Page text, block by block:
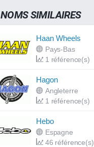
NOMS SIMILAIRES
Haan Wheels
Pays-Bas
1 référence(s)
Hagon
Angleterre
1 référence(s)
Hebo
Espagne
46 référence(s)